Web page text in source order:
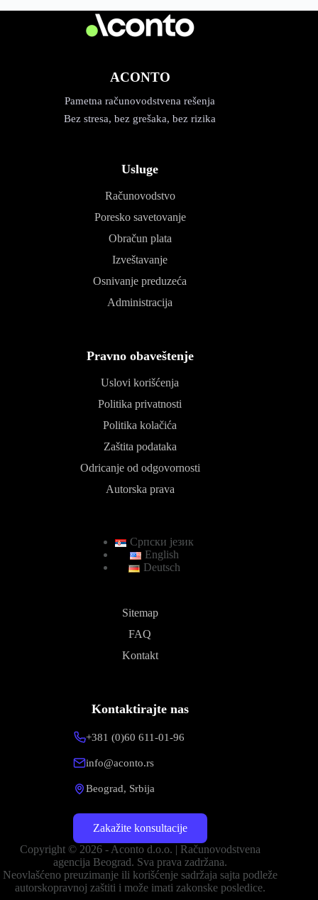
ACONTO
Pametna računovodstvena rešenja
Bez stresa, bez grešaka, bez rizika
Usluge
Računovodstvo
Poresko savetovanje
Obračun plata
Izveštavanje
Osnivanje preduzeća
Administracija
Pravno obaveštenje
Uslovi korišćenja
Politika privatnosti
Politika kolačića
Zaštita podataka
Odricanje od odgovornosti
Autorska prava
Српски језик
English
Deutsch
Sitemap
FAQ
Kontakt
Kontaktirajte nas
+381 (0)60 611-01-96
info@aconto.rs
Beograd, Srbija
Zakažite konsultacije
Copyright © 2026 - Aconto d.o.o. | Računovodstvena
agencija Beograd. Sva prava zadržana.
Neovlašćeno preuzimanje ili korišćenje sadržaja sajta podleže
autorskopravnoj zaštiti i može imati zakonske posledice.